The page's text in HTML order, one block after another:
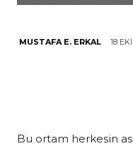
MUSTAFA E. ERKAL 18
Bu ortam herkesin